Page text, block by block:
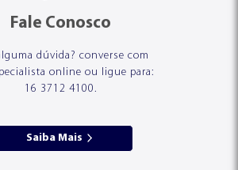
Fale Conosco
dúvida? converse com
online ou ligue para:
16 3712 4100.
Saiba Mais